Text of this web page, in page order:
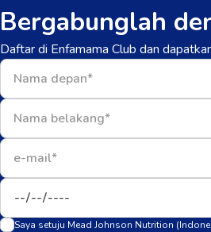
Bergabunglah
Daftar di Enfamama Club dan
Saya setuju Mead Johnson Nutrition